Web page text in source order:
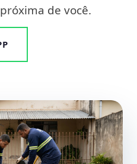
de você.